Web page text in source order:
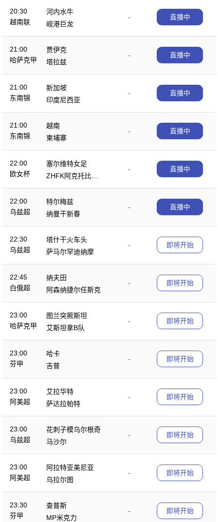
20:30
越南联
河内水牛
-
岘港巨龙
直播中
21:00
哈萨克甲
贾伊克
-
塔拉兹
直播中
21:00
东南锦
新加坡
-
印度尼西亚
直播中
21:00
东南锦
越南
-
柬埔寨
直播中
22:00
欧女杯
塞尔维特女足
-
ZHFK阿克托比女
足
直播中
22:00
乌兹超
特尔梅兹
-
纳曼干新春
直播中
22:30
乌兹超
塔什干火车头
-
萨马尔罕迪纳摩
即将开始
22:45
白俄超
纳夫田
-
阿森纳捷尔任斯克
即将开始
23:00
哈萨克甲
图兰突厥斯坦
-
艾斯坦拿B队
即将开始
23:00
芬甲
哈卡
-
吉普
即将开始
23:00
阿美超
艾拉华特
-
萨达拉帕特
即将开始
23:00
乌兹超
花刺子模乌尔根奇
-
马沙尔
即将开始
23:00
阿美超
阿拉特亚美尼亚
-
乌拉尔图
即将开始
23:30
芬甲
查普斯
-
MP米克力
即将开始